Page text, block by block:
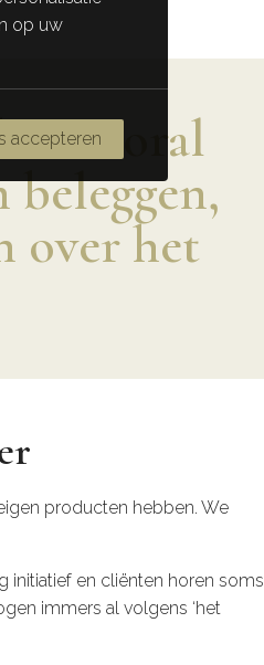
vooral
beleggen,
over het
producten hebben. We
initiatief en cliënten horen soms
immers al volgens ‘het
op uw
accepteren